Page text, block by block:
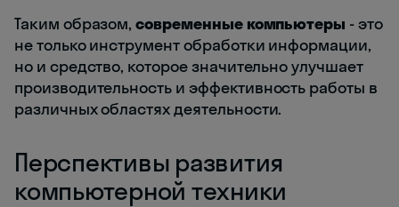
Таким образом,современные компьютеры - это
не только инструмент обработки информации,
но и средство, которое значительно улучшает
производительность и эффективность работы в
различных областях деятельности.
Перспективы развития
компьютерной техники